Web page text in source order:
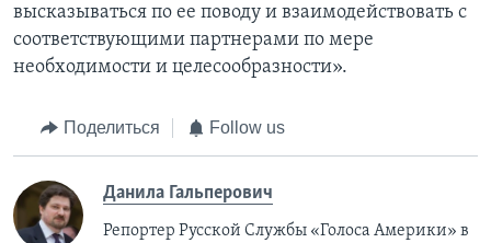
высказываться по ее поводу и взаимодействовать с
соответствующими партнерами по мере
необходимости и целесообразности».
Поделиться Follow us
Данила Гальперович
Репортер Русской Службы «Голоса Америки» в